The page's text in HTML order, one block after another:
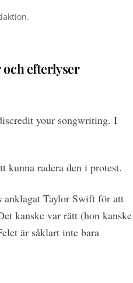
och efterlyser
your songwriting. I
radera den i protest.
anklagat Taylor Swift för att
kanske var rätt (hon kanske
är såklart inte bara